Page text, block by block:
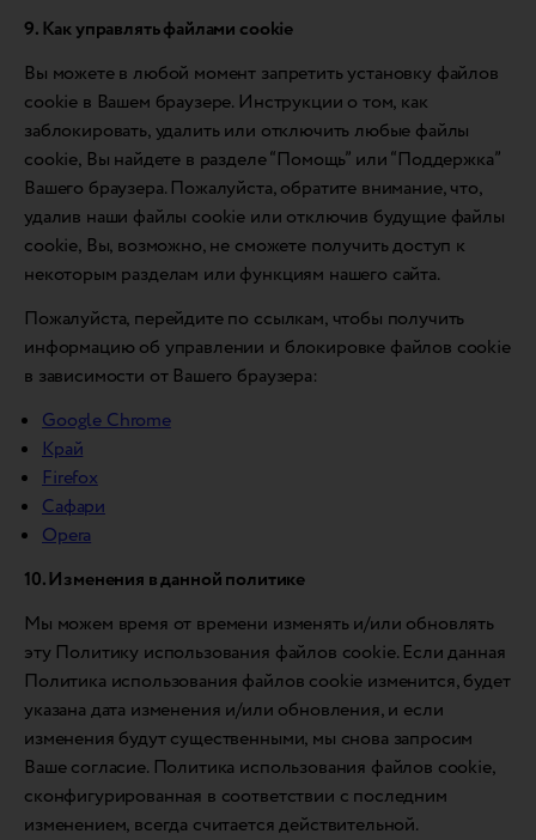
9. Как управлять файлами cookie
Вы можете в любой момент запретить установку файлов
cookie в Вашем браузере. Инструкции о том, как
заблокировать, удалить или отключить любые файлы
cookie, Вы найдете в разделе “Помощь” или “Поддержка”
Вашего браузера. Пожалуйста, обратите внимание, что,
удалив наши файлы cookie или отключив будущие файлы
cookie, Вы, возможно, не сможете получить доступ к
некоторым разделам или функциям нашего сайта.
Пожалуйста, перейдите по ссылкам, чтобы получить
информацию об управлении и блокировке файлов cookie
в зависимости от Вашего браузера:
Google Chrome
Край
Firefox
Сафари
Opera
10. Изменения в данной политике
Мы можем время от времени изменять и/или обновлять
эту Политику использования файлов cookie. Если данная
Политика использования файлов cookie изменится, будет
указана дата изменения и/или обновления, и если
изменения будут существенными, мы снова запросим
Ваше согласие. Политика использования файлов cookie,
сконфигурированная в соответствии с последним
изменением, всегда считается действительной.